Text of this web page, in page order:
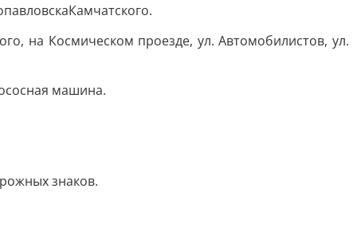
на Космическом проезде, ул. Автомобилистов, ул.
машина.
знаков.